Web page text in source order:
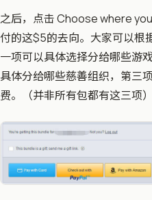
之后，点击 Choose where
付的这$5的去向。大家可以根
一项可以具体选择分给哪些游
具体分给哪些慈善组织，第三
费。（并非所有包都有这三项）